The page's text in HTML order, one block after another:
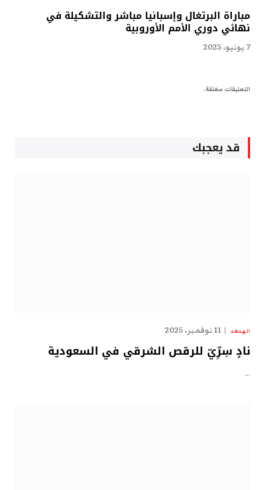
مباراة البرتغال وإسبانيا مباشر والتشكيلة في
نهائي دوري الأمم الأوروبية
7 يونيو، 2025
التعليقات مغلقة.
قد يعجبك
الهدهد 11 نوفمبر، 2025
نادٍ سِرِّيّ للرقص الشرقي في السعودية
…